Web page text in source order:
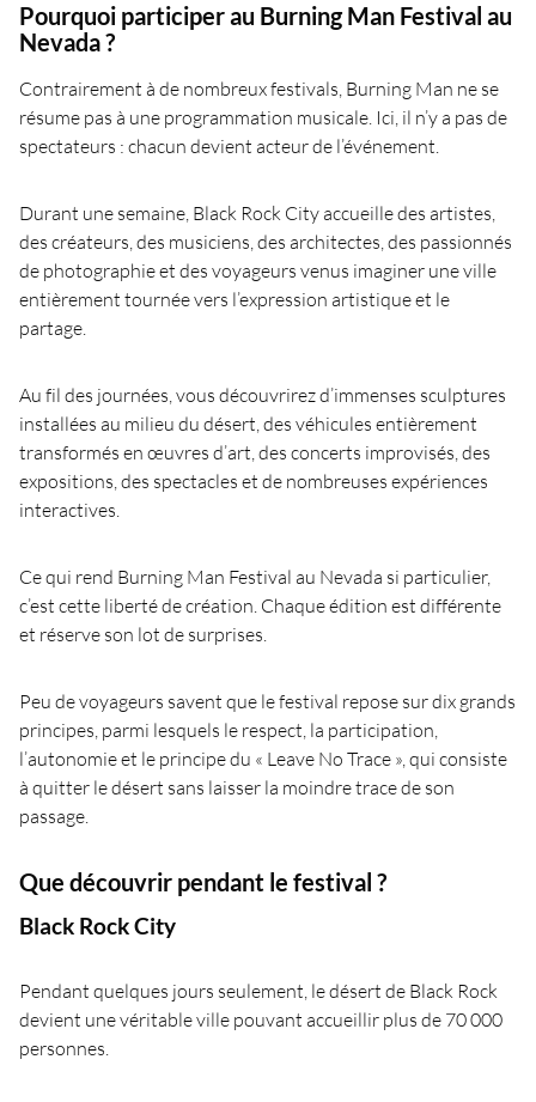
Pourquoi participer au Burning Man Festival au
Nevada ?
Contrairement à de nombreux festivals, Burning Man ne se
résume pas à une programmation musicale. Ici, il n’y a pas de
spectateurs : chacun devient acteur de l’événement.
Durant une semaine, Black Rock City accueille des artistes,
des créateurs, des musiciens, des architectes, des passionnés
de photographie et des voyageurs venus imaginer une ville
entièrement tournée vers l’expression artistique et le
partage.
Au fil des journées, vous découvrirez d’immenses sculptures
installées au milieu du désert, des véhicules entièrement
transformés en œuvres d’art, des concerts improvisés, des
expositions, des spectacles et de nombreuses expériences
interactives.
Ce qui rend Burning Man Festival au Nevada si particulier,
c’est cette liberté de création. Chaque édition est différente
et réserve son lot de surprises.
Peu de voyageurs savent que le festival repose sur dix grands
principes, parmi lesquels le respect, la participation,
l’autonomie et le principe du « Leave No Trace », qui consiste
à quitter le désert sans laisser la moindre trace de son
passage.
Que découvrir pendant le festival ?
Black Rock City
Pendant quelques jours seulement, le désert de Black Rock
devient une véritable ville pouvant accueillir plus de 70 000
personnes.